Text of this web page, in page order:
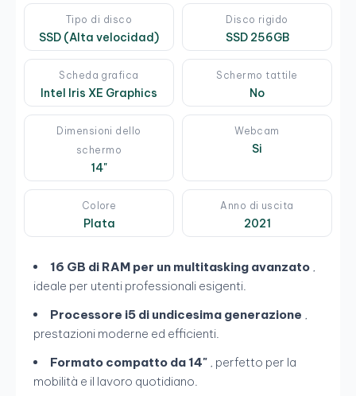
Tipo di disco
SSD (Alta velocidad)
Disco rigido
SSD 256GB
Scheda grafica
Intel Iris XE Graphics
Schermo tattile
No
Dimensioni dello
schermo
14"
Webcam
Si
Colore
Plata
Anno di uscita
2021
16 GB di RAM per un multitasking avanzato
ideale per utenti professionali esigenti.
Processore i5 di undicesima generazione
prestazioni moderne ed efficienti.
Formato compatto da 14" , perfetto per la
mobilità e il lavoro quotidiano.